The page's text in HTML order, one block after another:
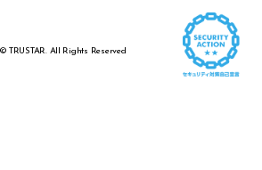
© TRUSTAR. All Rights Reserved